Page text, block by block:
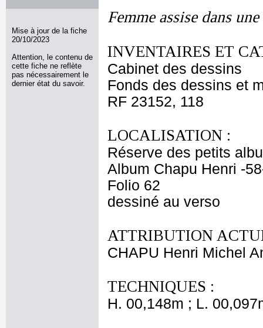
Mise à jour de la fiche
20/10/2023
Attention, le contenu de
cette fiche ne reflète
pas nécessairement le
dernier état du savoir.
Femme assise dans
INVENTAIRES ET
Cabinet des dessins
Fonds des dessins et
RF 23152, 118
LOCALISATION :
Réserve des petits
Album Chapu Henri -
Folio 62
dessiné au verso
ATTRIBUTION
CHAPU Henri Michel
TECHNIQUES :
H. 00,148m ; L.